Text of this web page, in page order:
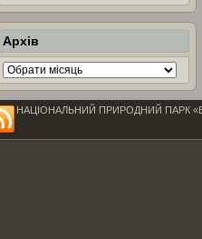
Архів
Архів
НАЦІОНАЛЬНИЙ ПРИРОДНИЙ ПАРК